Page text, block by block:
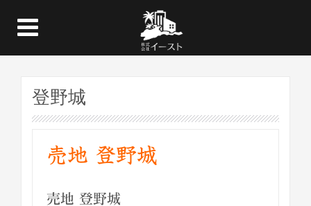
登野城
売地 登野城
売地 登野城